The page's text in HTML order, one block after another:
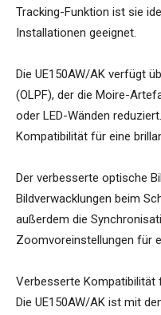
Tracking-Funktion ist sie
Installationen geeignet.
Die UE150AW/AK verfügt
(OLPF), der die Moire-
oder LED-Wänden
Kompatibilität für eine
Der verbesserte optische
Bildverwacklungen beim
außerdem die
Zoomvoreinstellungen für
Verbesserte Kompatibilität
Die UE150AW/AK ist mit